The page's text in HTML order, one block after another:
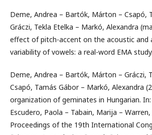
Deme, Andrea – Bartók, Márton – Csapó,
Gráczi, Tekla Etelka – Markó, Alexandra
effect of pitch-accent on the acoustic and
variability of vowels: a real-word EMA study.
Deme, Andrea – Bartók, Márton – Gráczi,
Csapó, Tamás Gábor – Markó, Alexandra
organization of geminates in Hungarian. In:
Escudero, Paola – Tabain, Marija – Warren,
Proceedings of the 19th International